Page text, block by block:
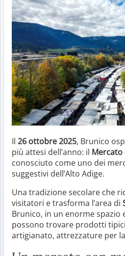
Il 26 ottobre 2025, Brunico
più attesi dell’anno: il Mercato
conosciuto come uno dei
suggestivi dell’Alto Adige.
Una tradizione secolare che
visitatori e trasforma l’area di
Brunico, in un enorme spazio
possono trovare prodotti
artigianato, attrezzature per